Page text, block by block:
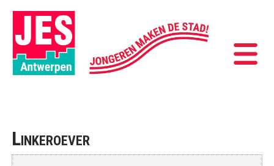
Linkeroever